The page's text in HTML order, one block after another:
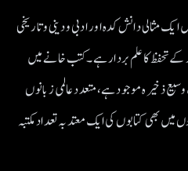
ایک مثالی دانش کدہ اور ادبی ودینی و تاریخی
کے تحفظ کا علم بردار ہے۔کتب خانے میں
ذخیرہ موجود ہے، متعدد عالمی زبانوں
میں بھی کتابوں کی ایک معتد بہ تعداد مکتبہ